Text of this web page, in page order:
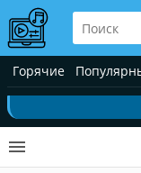
Горячие